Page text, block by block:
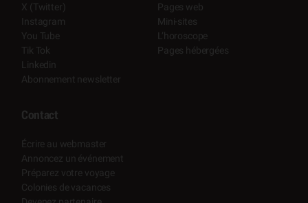
X (Twitter)
Instagram
You Tube
Tik Tok
Linkedin
Abonnement newsletter
Pages web
Mini-sites
L’horoscope
Pages hébergées
Contact
Écrire au webmaster
Annoncez un événement
Préparez votre voyage
Colonies de vacances